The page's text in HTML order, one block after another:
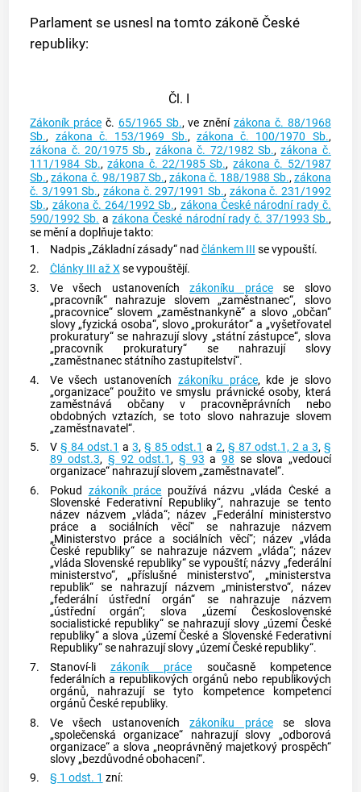
Parlament se usnesl na tomto zákoně České
republiky:
Čl. I
Zákoník práce č. 65/1965 Sb., ve zněnízákona č. 88/1968
Sb., zákona č. 153/1969 Sb., zákona č. 100/1970 Sb.,
zákona č. 20/1975 Sb., zákona č. 72/1982 Sb.,zákona č.
111/1984 Sb.,zákona č. 22/1985 Sb., zákona č. 52/1987
Sb.,zákona č. 98/1987 Sb.,zákona č. 188/1988 Sb.,zákona
č. 3/1991 Sb.,zákona č. 297/1991 Sb., zákona č. 231/1992
Sb., zákona č. 264/1992 Sb., zákona České národní rady č.
590/1992 Sb. azákona České národní rady č. 37/1993 Sb.,
se mění a doplňuje takto:
1.
Nadpis „Základní zásady“ nad článkem III se vypouští.
2.
Články III až Xse vypouštějí.
3.
Ve všech ustanoveníchzákoníku prácese slovo
„pracovník“ nahrazuje slovem „zaměstnanec“, slovo
„pracovnice“ slovem „zaměstnankyně“ a slovo „občan“
slovy „fyzická osoba“, slovo „prokurátor“ a „vyšetřovatel
prokuratury“ se nahrazují slovy „státní zástupce“, slova
„pracovník prokuratury“ se nahrazují slovy
„zaměstnanec státního zastupitelství“.
4.
Ve všech ustanoveních zákoníku práce, kde je slovo
„organizace“ použito ve smyslu právnické osoby, která
zaměstnává občany v pracovněprávních nebo
obdobných vztazích, se toto slovo nahrazuje slovem
„zaměstnavatel“.
5.
V § 84 odst.1 a 3, § 85 odst.1 a 2, § 87 odst.1, 2 a 3, §
89 odst.3, § 92 odst.1, § 93 a 98 se slova „vedoucí
organizace“ nahrazují slovem „zaměstnavatel“.
6.
Pokud zákoník práce používá názvu „vláda České a
Slovenské Federativní Republiky“, nahrazuje se tento
název názvem „vláda“; název „Federální ministerstvo
práce a sociálních věcí“ se nahrazuje názvem
„Ministerstvo práce a sociálních věcí“; název „vláda
České republiky“ se nahrazuje názvem „vláda“; název
„vláda Slovenské republiky“ se vypouští; názvy „federální
ministerstvo“, „příslušné ministerstvo“, „ministerstva
republik“ se nahrazují názvem „ministerstvo“, název
„federální ústřední orgán“ se nahrazuje názvem
„ústřední orgán“; slova „území Československé
socialistické republiky“ se nahrazují slovy „území České
republiky“ a slova „území České a Slovenské Federativní
Republiky“ se nahrazují slovy „území České republiky“.
7.
Stanoví-li zákoník práce současně kompetence
federálních a republikových orgánů nebo republikových
orgánů, nahrazují se tyto kompetence kompetencí
orgánů České republiky.
8.
Ve všech ustanoveníchzákoníku prácese slova
„společenská organizace“ nahrazují slovy „odborová
organizace“ a slova „neoprávněný majetkový prospěch“
slovy „bezdůvodné obohacení“.
9.
§ 1 odst. 1 zní: